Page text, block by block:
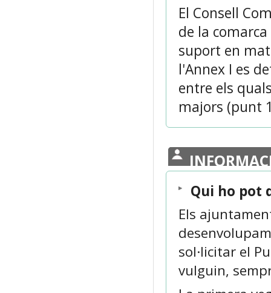
El Consell
de la
suport en
l'Annex I es
entre els
majors (punt
Qui ho pot
Els
sol·licitar el
vulguin,